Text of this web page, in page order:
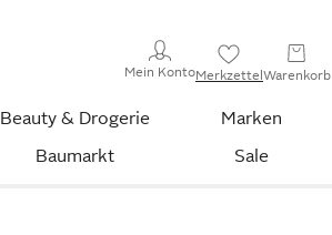
Mein KontoMerkzettelWarenkorb
Beauty & Drogerie
Marken
Baumarkt Sale